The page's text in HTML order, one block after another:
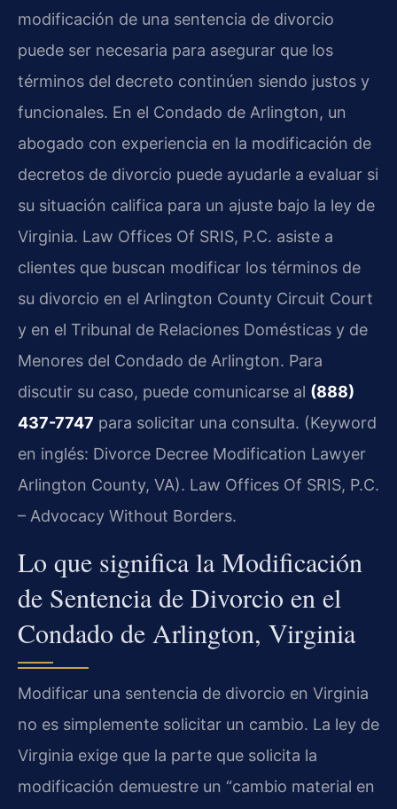
modificación de una sentencia de divorcio
puede ser necesaria para asegurar que los
términos del decreto continúen siendo justos y
funcionales. En el Condado de Arlington, un
abogado con experiencia en la modificación de
decretos de divorcio puede ayudarle a evaluar si
su situación califica para un ajuste bajo la ley de
Virginia. Law Offices Of SRIS, P.C. asiste a
clientes que buscan modificar los términos de
su divorcio en el Arlington County Circuit Court
y en el Tribunal de Relaciones Domésticas y de
Menores del Condado de Arlington. Para
discutir su caso, puede comunicarse al (888)
437-7747 para solicitar una consulta. (Keyword
en inglés: Divorce Decree Modification Lawyer
Arlington County, VA). Law Offices Of SRIS, P.C.
– Advocacy Without Borders.
Lo que significa la Modificación
de Sentencia de Divorcio en el
Condado de Arlington, Virginia
Modificar una sentencia de divorcio en Virginia
no es simplemente solicitar un cambio. La ley de
Virginia exige que la parte que solicita la
modificación demuestre un “cambio material en